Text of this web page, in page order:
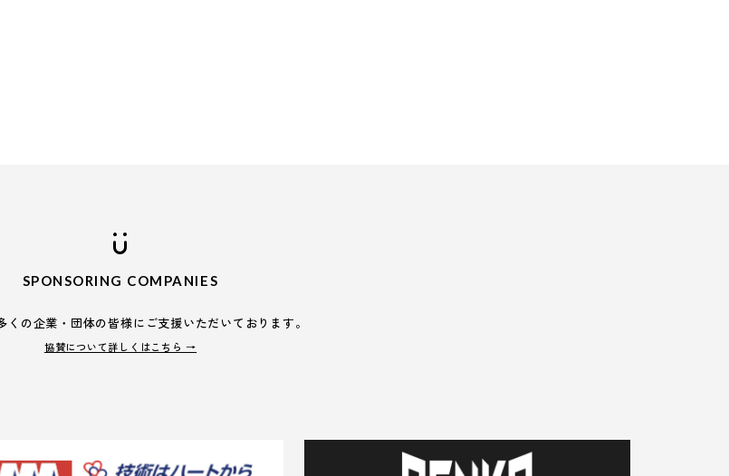
SPONSORING COMPANIES
くの企業・団体の皆様に ご支援いただいております。
協賛について詳しくはこちら →